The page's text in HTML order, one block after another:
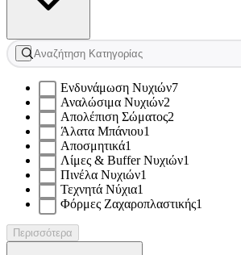
Ενδυνάμωση Νυχιών7
Αναλώσιμα Νυχιών2
Απολέπιση Σώματος2
Άλατα Μπάνιου1
Αποσμητικά1
Λίμες & Buffer Νυχιών1
Πινέλα Νυχιών1
Τεχνητά Νύχια1
Φόρμες Ζαχαροπλαστικής1
Περισσότερα